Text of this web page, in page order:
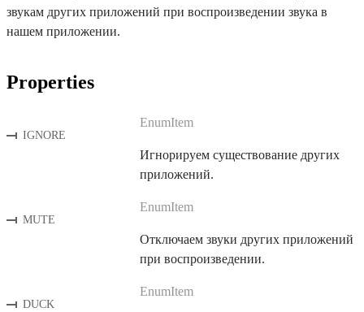
звукам других приложений при воспроизведении звука в
нашем приложении.
Properties
IGNORE
EnumItem
Игнорируем существование других
приложений.
MUTE
EnumItem
Отключаем звуки других приложений
при воспроизведении.
DUCK
EnumItem